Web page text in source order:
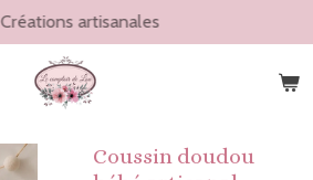
Créations artisanales
Coussin doudou